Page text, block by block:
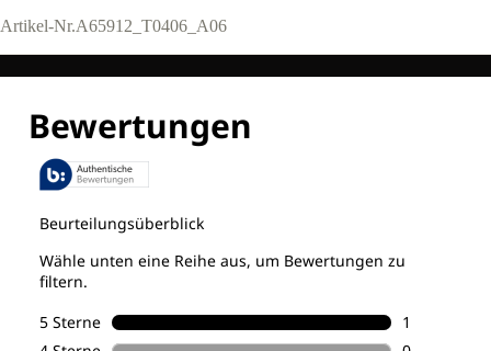
Artikel-Nr.A65912_T0406_A06